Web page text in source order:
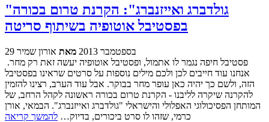
"גולדברג ואייזנברג": הקרנת טרום בכורה
בפסטיבל אוטופיה בשיתוף סריטה
29 בספטמבר 2013 מאת אורון שמיר
אנחנו עוד חייבים לכן ולכם מילים נוספות על סרטים שראינו בפסטיבל
הזה, ולשם כך יהיה כאן עופר מחר בבוקר. אבל עוד הערב, רצינו להזמין
להקרנה שיקרה לליבנו - הקרנת טרום בכורה ראשונה לקהל הרחב, של
המותחן הפסיכולוגי האפלולי והישראלי "גולדברג ואייזנברג". הבמאי, אורן
כרמי, שזהו לו סרט ביכורים, בדיוק… להמשך קריאה